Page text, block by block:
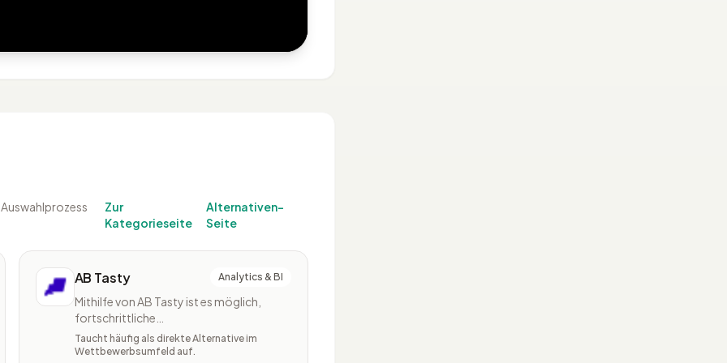
Zur
Kategorieseite
Alternativen-
Seite
AB Tasty Analytics & BI
Mithilfe von AB Tasty ist es möglich,
fortschrittliche
Personalisierungsszenarien zu erstellen.
Die Plattform ist in der Handhabung sehr
Taucht häufig als direkte Alternative im
Wettbewerbsumfeld auf.